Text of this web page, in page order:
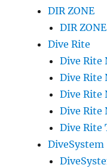
DIR ZONE
DIR
Dive Rite
Dive Rite
Dive Rite
Dive Rite
Dive Rite
Dive Rite
DiveSystem